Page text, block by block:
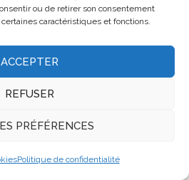
ou de retirer son consentement
caractéristiques et fonctions.
ACCEPTER
REFUSER
PRÉFÉRENCES
Politique de confidentialité